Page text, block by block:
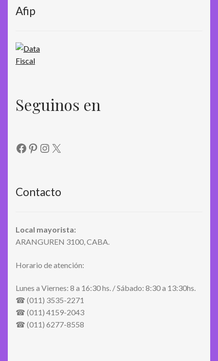
Afip
Seguinos en
Facebook
Pinterest
Instagram
X
Contacto
Local mayorista:
ARANGUREN 3100, CABA.
Horario de atención:
Lunes a Viernes: 8 a 16:30 hs. / Sábado: 8:30 a 13:30hs.
☎ (011) 3535-2271
☎ (011) 4159-2043
☎ (011) 6277-8558